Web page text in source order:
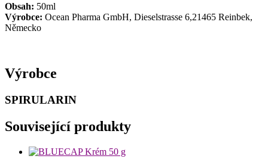
Obsah: 50ml
Výrobce: Ocean Pharma GmbH, Dieselstrasse 6,21465 Reinbek,
Německo
Výrobce
SPIRULARIN
Související produkty